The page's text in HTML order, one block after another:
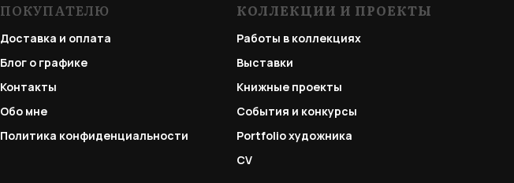
ПОКУПАТЕЛЮ
Доставка и оплата
Блог о графике
Контакты
Обо мне
Политика конфиденциальности
КОЛЛЕКЦИИ И ПРОЕКТЫ
Работы в коллекциях
Выставки
Книжные проекты
События и конкурсы
Portfolioхудожника
CV